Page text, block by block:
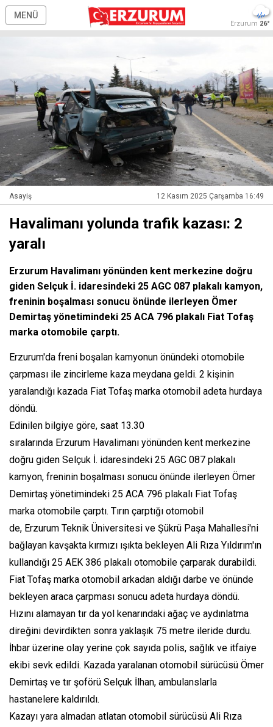
MENÜ
Erzurum 26°
Asayiş 12 Kasım 2025 Çarşamba 16:49
Havalimanı yolunda trafik kazası: 2
yaralı
Erzurum Havalimanı yönünden kent merkezine doğru
giden Selçuk İ. idaresindeki 25 AGC 087 plakalı kamyon,
freninin boşalması sonucu önünde ilerleyen Ömer
Demirtaş yönetimindeki 25 ACA 796 plakalı Fiat Tofaş
marka otomobile çarptı.
Erzurum'da freni boşalan kamyonun önündeki otomobile
çarpması ile zincirleme kaza meydana geldi. 2 kişinin
yaralandığı kazada Fiat Tofaş marka otomobil adeta hurdaya
döndü.
Edinilen bilgiye göre, saat 13.30
sıralarında Erzurum Havalimanı yönünden kent merkezine
doğru giden Selçuk İ. idaresindeki 25 AGC 087 plakalı
kamyon, freninin boşalması sonucu önünde ilerleyen Ömer
Demirtaş yönetimindeki 25 ACA 796 plakalı Fiat Tofaş
marka otomobile çarptı. Tırın çarptığı otomobil
de, Erzurum Teknik Üniversitesi ve Şükrü Paşa Mahallesi'ni
bağlayan kavşakta kırmızı ışıkta bekleyen Ali Rıza Yıldırım'ın
kullandığı 25 AEK 386 plakalı otomobile çarparak durabildi.
Fiat Tofaş marka otomobil arkadan aldığı darbe ve önünde
bekleyen araca çarpması sonucu adeta hurdaya döndü.
Hızını alamayan tır da yol kenarındaki ağaç ve aydınlatma
direğini devirdikten sonra yaklaşık 75 metre ileride durdu.
İhbar üzerine olay yerine çok sayıda polis, sağlık ve itfaiye
ekibi sevk edildi. Kazada yaralanan otomobil sürücüsü Ömer
Demirtaş ve tır şoförü Selçuk İlhan, ambulanslarla
hastanelere kaldırıldı.
Kazayı yara almadan atlatan otomobil sürücüsü Ali Rıza